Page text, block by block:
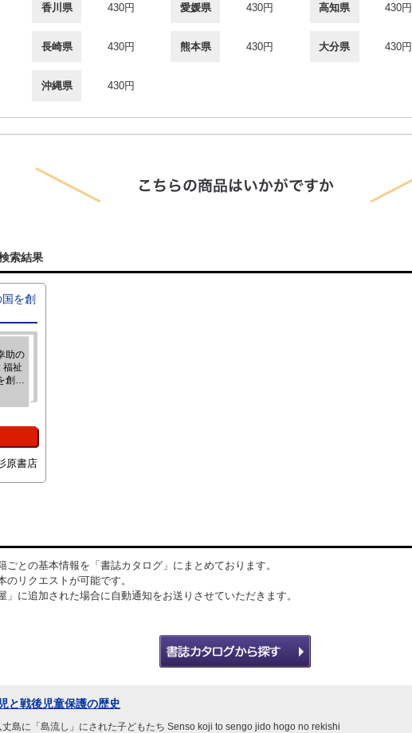
香川県 430円 愛媛県 430円 高知県 430円
長崎県 430円 熊本県 430円 大分県 430円
沖縄県 430円
索結果
を創
助の
福祉
創っ
原書店
ごとの基本情報を「書誌カタログ」にまとめております。
リクエストが可能です。
」に追加された場合に自動通知をお送りさせていただきます。
と戦後児童保護の歴史
丈島に「島流し」にされた子どもたち Senso koji to sengo jido hogo no rekishi